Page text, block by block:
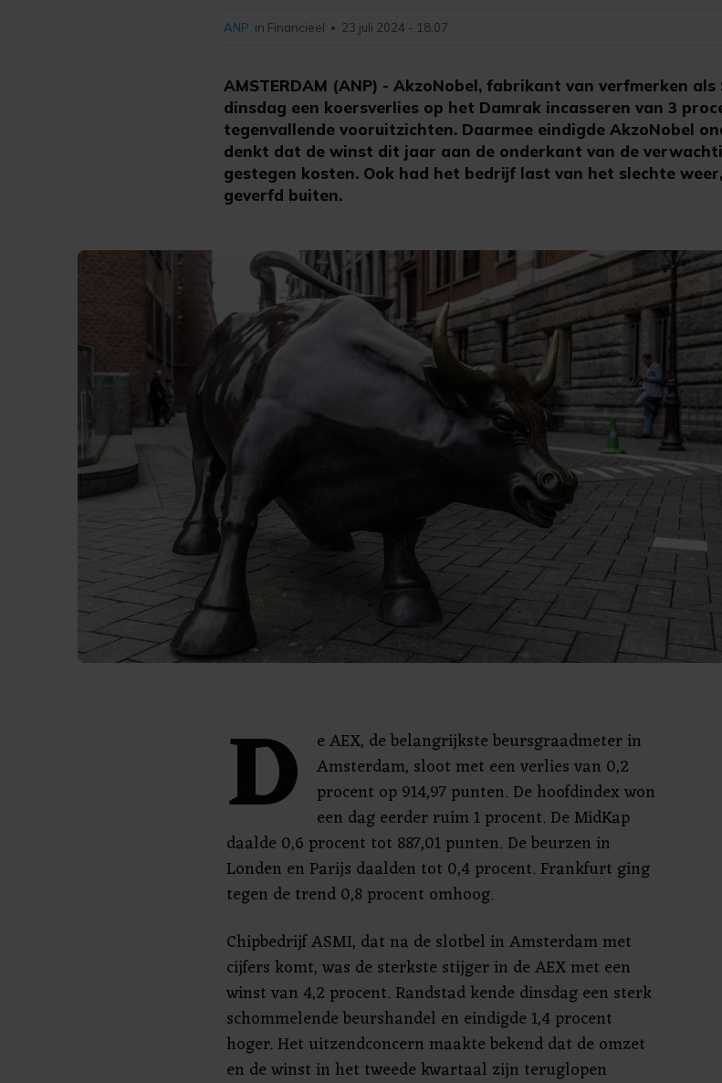
AMSTERDAM (ANP) - AkzoNobel, fabrikant van verfmerken als
dinsdag een koersverlies op het Damrak incasseren van 3
tegenvallende vooruitzichten. Daarmee eindigde AkzoNobel
denkt dat de winst dit jaar aan de onderkant van de
gestegen kosten. Ook had het bedrijf last van het slechte
geverfd buiten.
ANP in Financieel • 23 juli 2024 - 18:07
D
e AEX, de belangrijkste beursgraadmeter in
Amsterdam, sloot met een verlies van 0,2
procent op 914,97 punten. De hoofdindex won
een dag eerder ruim 1 procent. De MidKap
daalde 0,6 procent tot 887,01 punten. De beurzen in
Londen en Parijs daalden tot 0,4 procent. Frankfurt ging
tegen de trend 0,8 procent omhoog.
Chipbedrijf ASMI, dat na de slotbel in Amsterdam met
cijfers komt, was de sterkste stijger in de AEX met een
winst van 4,2 procent. Randstad kende dinsdag een sterk
schommelende beurshandel en eindigde 1,4 procent
hoger. Het uitzendconcern maakte bekend dat de omzet
en de winst in het tweede kwartaal zijn teruglopen